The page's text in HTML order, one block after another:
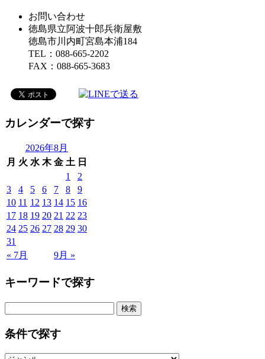
お問い合わせ
徳島県立阿波十郎兵衛屋敷
徳島市川内町宮島本浦184
TEL：088-665-2202
FAX：088-665-3683
カレンダーで探す
2026年8月
月 火 水 木 金 土 日
« 7月 9月 »
1
2
3
4 5 6 7 8
9
10 11 12 13 14 15 16
17 18 19 20 21 22 23
24 25 26 27 28 29 30
31
キーワードで探す
条件で探す